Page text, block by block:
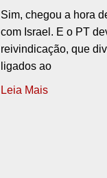
Sim, chegou a hora
com Israel. E o PT
reivindicação, que
ligados ao
Leia Mais